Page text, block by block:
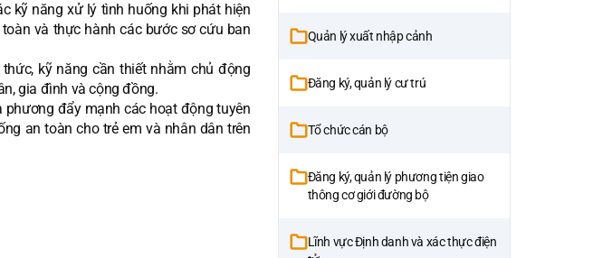
kỹ năng xử lý tình huống khi phát hiện
và thực hành các bước sơ cứu ban
kỹ năng cần thiết nhằm chủ động
gia đình và cộng đồng.
phương đẩy mạnh các hoạt động tuyên
an toàn cho trẻ em và nhân dân trên
Quản lý xuất nhập cảnh
Đăng ký, quản lý cư trú
Tổ chức cán bộ
Đăng ký, quản lý phương tiện giao
thông cơ giới đường bộ
Lĩnh vực Định danh và xác thực điện